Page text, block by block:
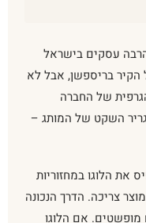
עסקים בישראל
הקיר בריספשן, אבל לא
של החברה
השקט של המותג –
את הלוגו במחזוריות
צריכה. הדרך הנכונה
מופשטים. אם הלוגו